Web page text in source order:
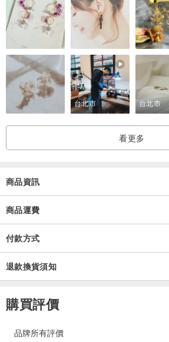
家要注意開窗通風，點蠟燭也是很好的選擇
#香氛蠟燭 #精油蠟燭 #大豆蠟燭 #手作蠟
蒼蘭 #鼠尾草與海鹽 #杏桃花與蜂蜜 #絲絨
葉 #藍風鈴 #橙花 #青檸羅勒與柑橘 #nien #
醋栗 #交換禮物
台北市 台北市
看更多
商品資訊
商品運費
付款方式
退款換貨須知
購買評價
品牌所有評價